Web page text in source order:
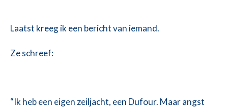
Laatst kreeg ik een bericht van iemand.
Ze schreef:
“Ik heb een eigen zeiljacht, een Dufour. Maar angst